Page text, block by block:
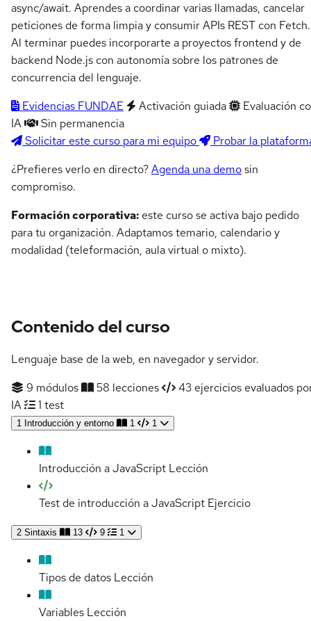
async/await. Aprendes a coordinar varias llamadas, cancelar
peticiones de forma limpia y consumir APIs REST con Fetch.
Al terminar puedes incorporarte a proyectos frontend y de
backend Node.js con autonomía sobre los patrones de
concurrencia del lenguaje.
Evidencias FUNDAE
Activación guiada
Evaluación
IA
Sin permanencia
Solicitar este curso para mi equipo
Probar la
¿Prefieres verlo en directo?Agenda una demosin
compromiso.
Formación corporativa: este curso se activa bajo pedido
para tu organización. Adaptamos temario, calendario y
modalidad (teleformación, aula virtual o mixto).
Contenido del curso
Lenguaje base de la web, en navegador y servidor.
9 módulos
58 lecciones
43 ejercicios evaluados
IA
1 test
1 Introducción y entorno 1 1
Introducción a JavaScript Lección
Test de introducción a JavaScript Ejercicio
2 Sintaxis 13 9 1
Tipos de datos Lección
Variables Lección